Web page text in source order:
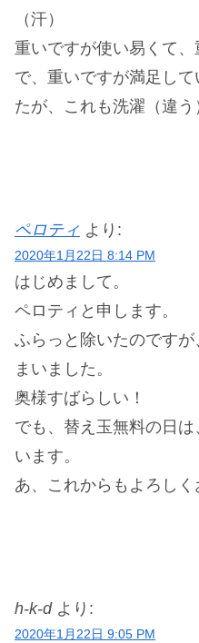
（汗）
重いですが使い易くて
で、重いですが満足し
たが、これも洗濯（違
ペロティ より:
2020年1月22日 8:14 PM
はじめまして。
ペロティと申します。
ふらっと除いたのです
まいました。
奥様すばらしい！
でも、替え玉無料の日
います。
あ、これからもよろしく
h-k-d より:
2020年1月22日 9:05 PM